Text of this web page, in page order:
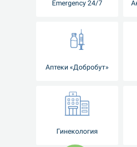
Emergency 24/7
Аптеки «Добробут»
Гинекология